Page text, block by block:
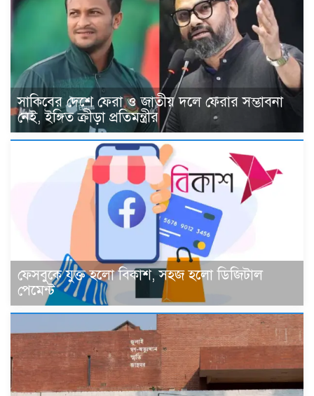
সাকিবের দেশে ফেরা ও জাতীয় দলে ফেরার সম্ভাবনা
নেই, ইঙ্গিত ক্রীড়া প্রতিমন্ত্রীর
ফেসবুকে যুক্ত হলো বিকাশ, সহজ হলো ডিজিটাল
পেমেন্ট